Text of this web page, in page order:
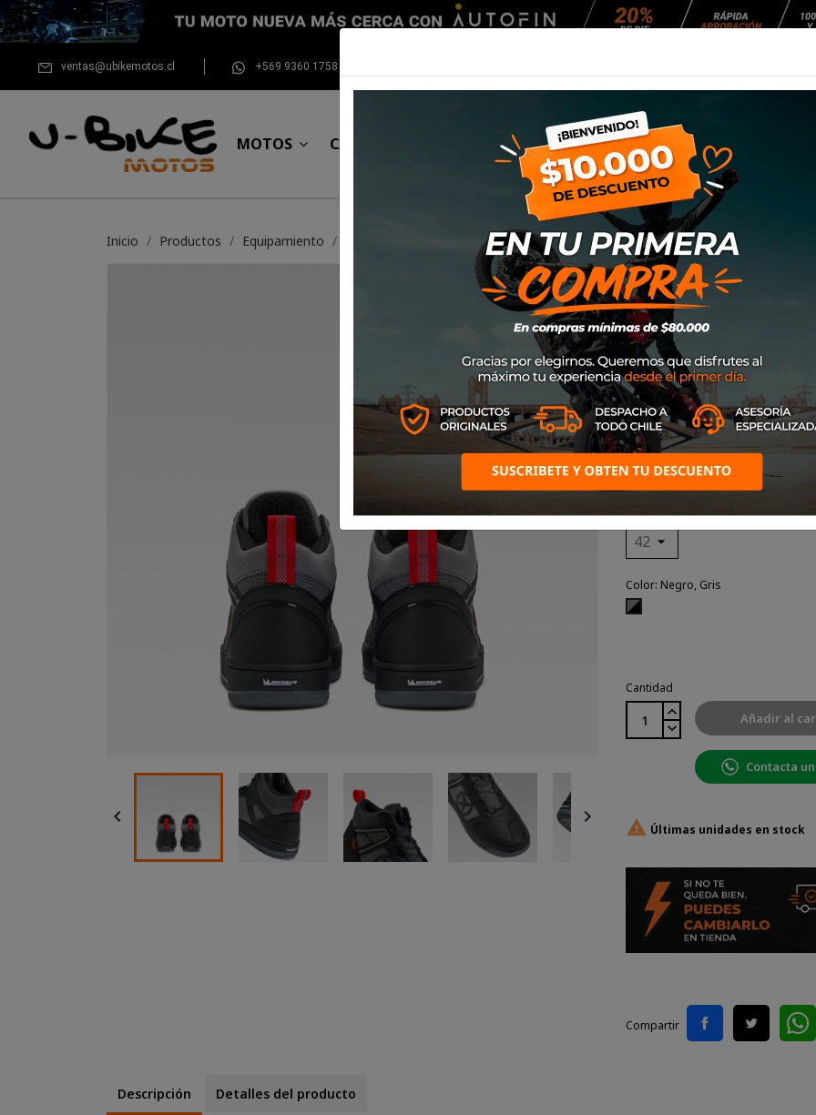
ventas@ubikemotos.cl +569 9360 1758
MOTOS CASCOS EQUIPAMIENTO NEUMÁTICOS MANTENCIÓN
Inicio Productos Equipamiento
 
Botin Xpd Moto
Marca XPD
SKUS121172
$199.000
Donde la comodidad se
Diseñada para motociclistas
y la funcionalidad, esta
zapatilla representa la
tradición del motociclismo.
Color: Negro, Gris
Cantidad
Añadir al
Contacta
 Últimas unidades en stock
Compartir
Descripción Detalles del producto